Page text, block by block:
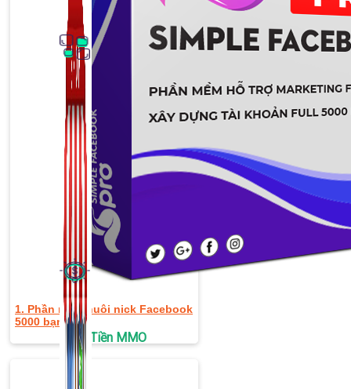
Thủ Thuật Facebook
536 bài viết
Kiếm Tiền MMO
1. Phần mềm nuôi nick Facebook
5000 bạn bè